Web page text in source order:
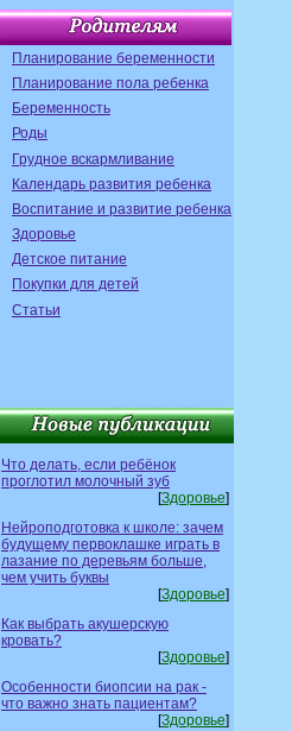
Планирование беременности
Планирование пола ребенка
Беременность
Роды
Грудное вскармливание
Календарь развития ребенка
Воспитание и развитие ребенка
Здоровье
Детское питание
Покупки для детей
Статьи
Что делать, если ребёнок
проглотил молочный зуб
[Здоровье]
Нейроподготовка к школе: зачем
будущему первоклашке играть в
лазание по деревьям больше,
чем учить буквы
[Здоровье]
Как выбрать акушерскую
кровать?
[Здоровье]
Особенности биопсии на рак -
что важно знать пациентам?
[Здоровье]